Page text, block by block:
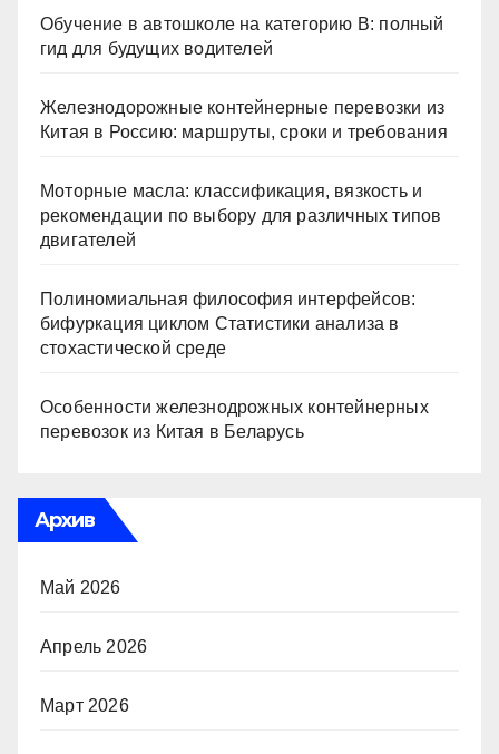
Обучение в автошколе на категорию В: полный
гид для будущих водителей
Железнодорожные контейнерные перевозки из
Китая в Россию: маршруты, сроки и требования
Моторные масла: классификация, вязкость и
рекомендации по выбору для различных типов
двигателей
Полиномиальная философия интерфейсов:
бифуркация циклом Статистики анализа в
стохастической среде
Особенности железнодрожных контейнерных
перевозок из Китая в Беларусь
Архив
Май 2026
Апрель 2026
Март 2026